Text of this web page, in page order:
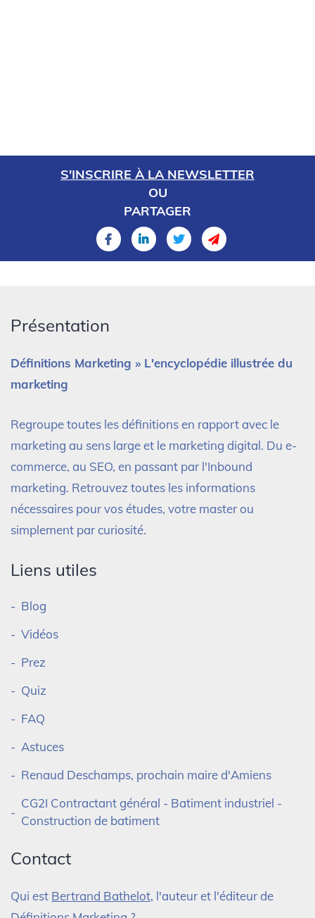
S'INSCRIRE À LA NEWSLETTER
OU
PARTAGER
Présentation
Définitions Marketing » L'encyclopédie illustrée du
marketing
Regroupe toutes les définitions en rapport avec le
marketing au sens large et le marketing digital. Du e-
commerce, au SEO, en passant par l'Inbound
marketing. Retrouvez toutes les informations
nécessaires pour vos études, votre master ou
simplement par curiosité.
Liens utiles
Blog
Vidéos
Prez
Quiz
FAQ
Astuces
Renaud Deschamps, prochain maire d'Amiens
CG2I Contractant général - Batiment industriel -
Construction de batiment
Contact
Qui est Bertrand Bathelot, l'auteur et l'éditeur de